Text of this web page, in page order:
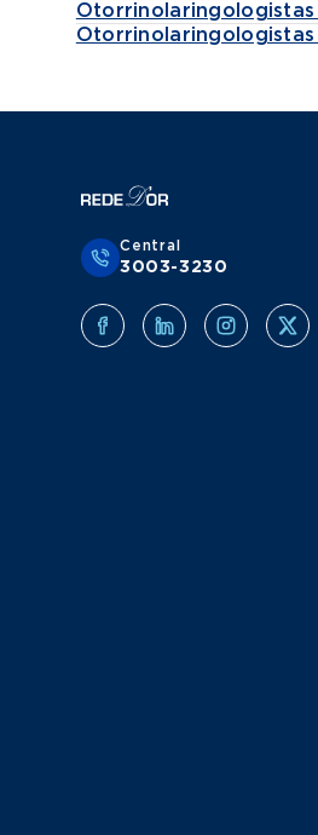
Otorrinolaringologistas
Otorrinolaringologistas
Central
3003-3230